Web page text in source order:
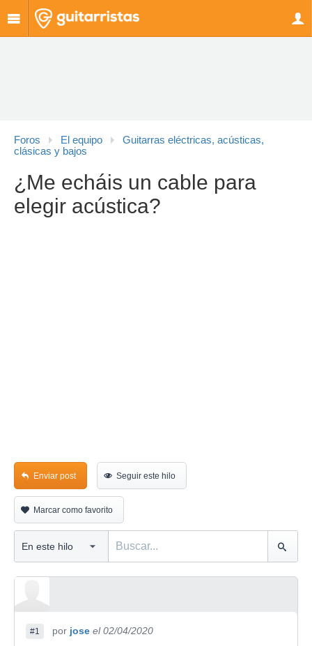
Foros El equipo
Guitarras eléctricas, acústicas,
clásicas y bajos
¿Me echáis un cable para
elegir acústica?
Enviar post Seguir este hilo
Marcar como favorito
#1 por jose el 02/04/2020